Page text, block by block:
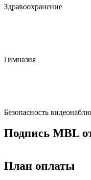
Здравоохранение
Гимназия
Безопасность
Подпись MBL
План оплаты